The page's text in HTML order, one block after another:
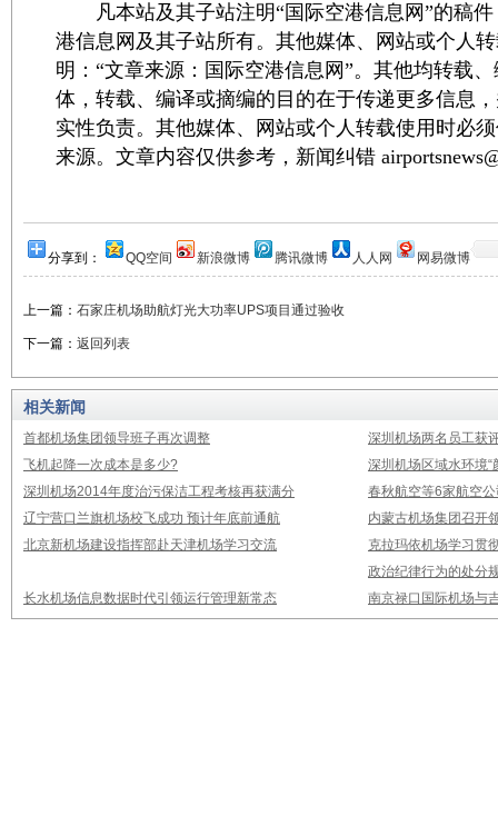
凡本站及其子站注明“国际空港信息网”的稿件
港信息网及其子站所有。其他媒体、网站或个人
明：“文章来源：国际空港信息网”。其他均转载
体，转载、编译或摘编的目的在于传递更多信息
实性负责。其他媒体、网站或个人转载使用时必
来源。文章内容仅供参考，新闻纠错
分享到： QQ空间 新浪微博 腾讯微博 人人网 网易微博
上一篇： 石家庄机场助航灯光大功率UPS项目通过验收
下一篇： 返回列表
相关新闻
首都机场集团领导班子再次调整
深圳机场两名员工获
飞机起降一次成本是多少?
深圳机场区域水环境“
深圳机场2014年度治污保洁工程考核再获满分
春秋航空等6家航空
辽宁营口兰旗机场校飞成功 预计年底前通航
内蒙古机场集团召开
北京新机场建设指挥部赴天津机场学习交流
克拉玛依机场学习贯
政治纪律行为的处分
长水机场信息数据时代引领运行管理新常态
南京禄口国际机场与